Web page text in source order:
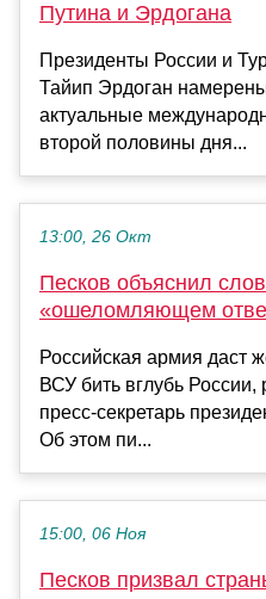
Путина и Эрдогана
Президенты России и
Тайип Эрдоган
актуальные
второй половины дня...
13:00, 26 Окт
Песков объяснил
«ошеломляющем
Российская армия даст
ВСУ бить вглубь России,
пресс-секретарь
Об этом пи...
15:00, 06 Ноя
Песков призвал